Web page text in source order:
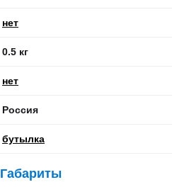
нет
0.5 кг
нет
Россия
бутылка
Габариты